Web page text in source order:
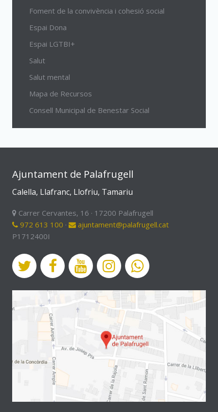
Foment de la convivència i cohesió social
Espai Dona
Espai LGTBI+
Salut
Salut mental
Mapa de Recursos
Consell Municipal de Benestar Social
Ajuntament de Palafrugell
Calella, Llafranc, Llofriu, Tamariu
Carrer Cervantes, 16 · 17200 Palafrugell
972 613 100 ·
ajuntament@palafrugell.cat
P1712400I